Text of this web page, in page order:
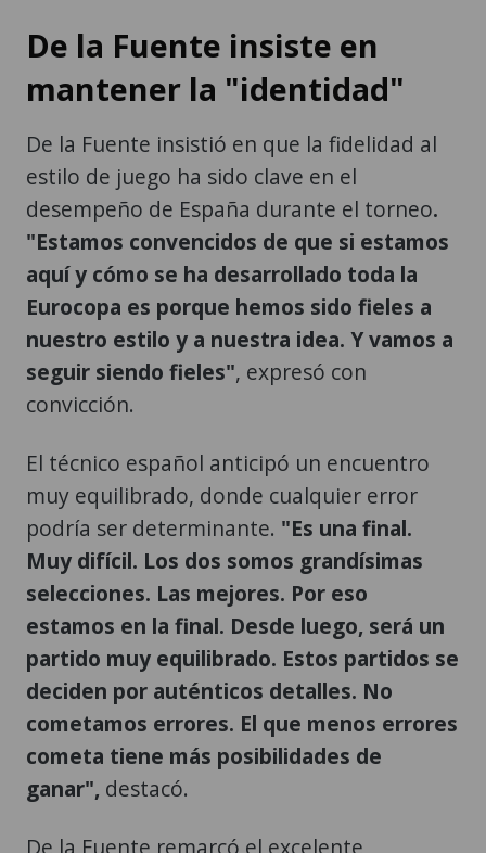
De la Fuente insiste en
mantener la "identidad"
De la Fuente insistió en que la fidelidad al
estilo de juego ha sido clave en el
desempeño de España durante el torneo.
"Estamos convencidos de que si estamos
aquí y cómo se ha desarrollado toda la
Eurocopa es porque hemos sido fieles a
nuestro estilo y a nuestra idea. Y vamos a
seguir siendo fieles", expresó con
convicción.
El técnico español anticipó un encuentro
muy equilibrado, donde cualquier error
podría ser determinante. "Es una final.
Muy difícil. Los dos somos grandísimas
selecciones. Las mejores. Por eso
estamos en la final. Desde luego, será un
partido muy equilibrado. Estos partidos se
deciden por auténticos detalles. No
cometamos errores. El que menos errores
cometa tiene más posibilidades de
ganar", destacó.
De la Fuente remarcó el excelente